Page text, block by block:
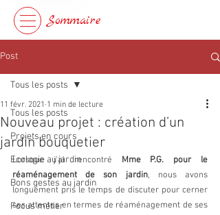
Sommaire
Post
Tous les posts
Projets en cours
Ecologie au jardin
Bons gestes au jardin
Focus métier
Tous les posts
Nouveau projet : création d’un
jardin bouquetier
11 févr. 2021 1 min de lecture
Lorsque j’ai rencontré Mme P.G. pour le
réaménagement de son jardin, nous avons
longuement pris le temps de discuter pour cerner
ses attentes en termes de réaménagement de ses